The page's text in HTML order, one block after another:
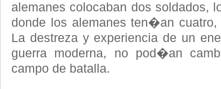
alemanes colocaban dos soldados,
donde los alemanes ten�an
La destreza y experiencia de un
guerra moderna, no pod�an
campo de batalla.